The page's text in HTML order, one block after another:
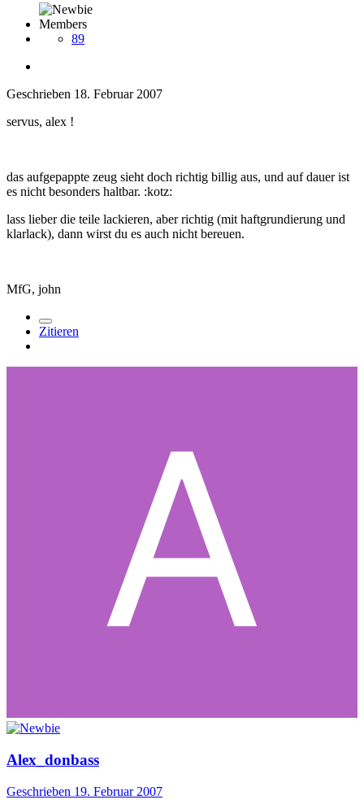
Members
89
Geschrieben 18. Februar 2007
servus, alex !
das aufgepappte zeug sieht doch richtig billig aus, und auf dauer ist
es nicht besonders haltbar. :kotz:
lass lieber die teile lackieren, aber richtig (mit haftgrundierung und
klarlack), dann wirst du es auch nicht bereuen.
MfG, john
Zitieren
Alex_donbass
Geschrieben 19. Februar 2007